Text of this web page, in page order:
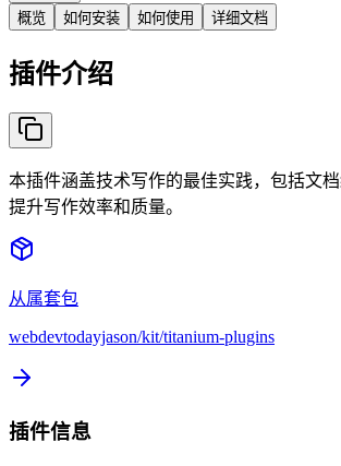
概览
如何安装 如何使用 详细文档
插件介绍
本插件涵盖技术写作的最佳实践，包括文
提升写作效率和质量。
从属套包
webdevtodayjason/kit/titanium-plugins
插件信息